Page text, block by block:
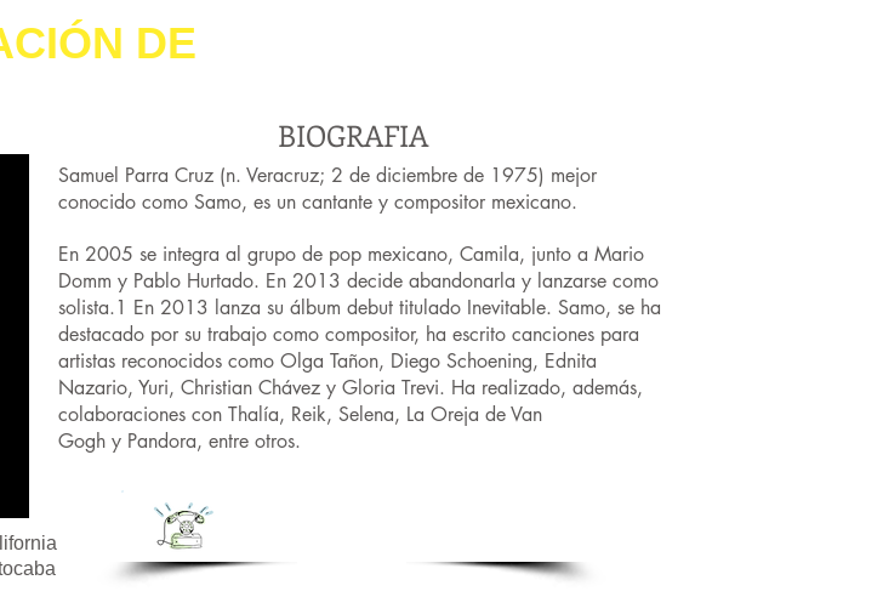
DE
BIOGRAFIA
Samuel Parra Cruz (n. Veracruz; 2 de diciembre de 1975) mejor
conocido como Samo, es un cantante y compositor mexicano.
En 2005 se integra al grupo de pop mexicano, Camila, junto a Mario
Domm y Pablo Hurtado. En 2013 decide abandonarla y lanzarse como
solista.1 En 2013 lanza su álbum debut titulado Inevitable. Samo, se ha
destacado por su trabajo como compositor, ha escrito canciones para
artistas reconocidos como Olga Tañon, Diego Schoening, Ednita
Nazario, Yuri, Christian Chávez y Gloria Trevi. Ha realizado, además,
colaboraciones con Thalía, Reik, Selena, La Oreja de Van
Gogh y Pandora, entre otros.